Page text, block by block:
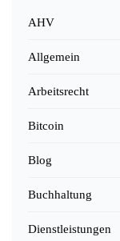
AHV
Allgemein
Arbeitsrecht
Bitcoin
Blog
Buchhaltung
Dienstleistungen